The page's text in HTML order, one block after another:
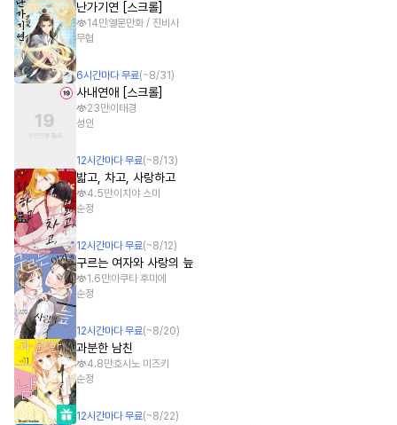
난가기연 [스크롤]
14만열문만화 / 진비사
무협
6시간마다 무료(~8/31 )
사내연애 [스크롤]
23만이태경
성인
12시간마다 무료(~8/13)
밟고, 차고, 사랑하고
4.5만이치야 스미
순정
12시간마다 무료(~8/12)
구르는 여자와 사랑의 늪
1.6만아쿠타 후미에
순정
12시간마다 무료(~8/20)
과분한 남친
4.8만호시노 미즈키
순정
12시간마다 무료(~8/22)